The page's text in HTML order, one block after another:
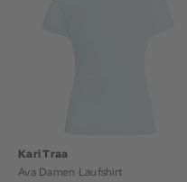
Kari Traa
Ava Damen Laufshirt